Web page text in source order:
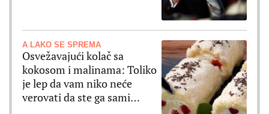
A LAKO SE SPREMA
Osvežavajući kolač sa
kokosom i malinama: Toliko
je lep da vam niko neće
verovati da ste ga sami